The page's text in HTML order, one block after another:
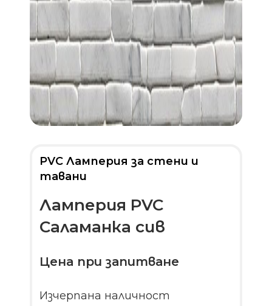
PVC Ламперия за стени и
тавани
Ламперия PVC
Саламанка сив
Цена при запитване
Изчерпана наличност